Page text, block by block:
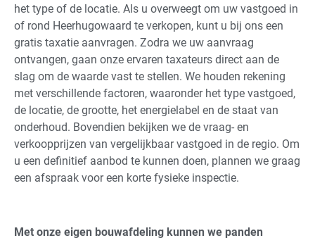
het type of de locatie. Als u overweegt om uw vastgoed in
of rond Heerhugowaard te verkopen, kunt u bij ons een
gratis taxatie aanvragen. Zodra we uw aanvraag
ontvangen, gaan onze ervaren taxateurs direct aan de
slag om de waarde vast te stellen. We houden rekening
met verschillende factoren, waaronder het type vastgoed,
de locatie, de grootte, het energielabel en de staat van
onderhoud. Bovendien bekijken we de vraag- en
verkoopprijzen van vergelijkbaar vastgoed in de regio. Om
u een definitief aanbod te kunnen doen, plannen we graag
een afspraak voor een korte fysieke inspectie.
Met onze eigen bouwafdeling kunnen we panden